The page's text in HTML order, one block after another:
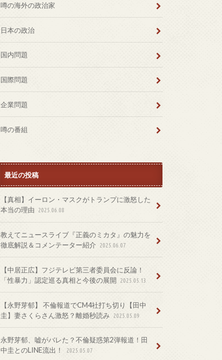
噂の海外の政治家
日本の政治
国内問題
国際問題
企業問題
噂の番組
最近の投稿
【真相】イーロン・マスクがトランプに激怒した
本当の理由
2025.06.08
教えてニュースライブ『正義のミカタ』の魅力を
徹底解説＆コメンテーター紹介
2025.06.07
【中居正広】フジテレビ第三者委員会に反論！
「性暴力」認定巡る真相と今後の展開
2025.05.13
【永野芽郁】 不倫報道でCM4社打ち切り【田中
圭】妻さくらさん激怒？離婚秒読み
2025.05.09
永野芽郁、嘘がバレた？不倫疑惑第2弾報道！田
中圭とのLINE流出！
2025.05.07